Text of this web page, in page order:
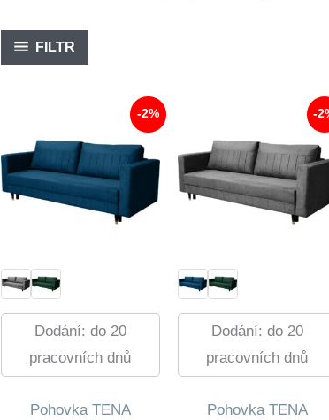
FILTR
-2%
Dodání: do 20
pracovních dnů
Pohovka TENA
-
Dodání: do 20
pracovních dnů
Pohovka TENA